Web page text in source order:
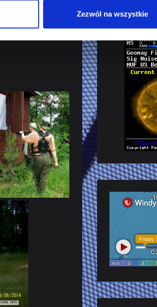
Zezwól na wszystkie